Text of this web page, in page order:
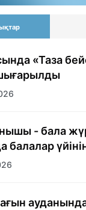
«Таза
- бала
балалар